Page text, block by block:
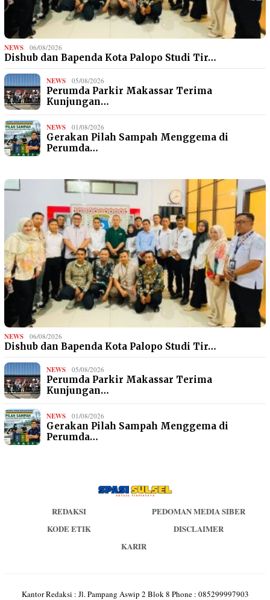
NEWS 06/08/2026
Dishub dan Bapenda Kota Palopo Studi Tir…
NEWS 05/08/2026
Perumda Parkir Makassar Terima
Kunjungan…
NEWS 01/08/2026
Gerakan Pilah Sampah Menggema di
Perumda…
NEWS 06/08/2026
Dishub dan Bapenda Kota Palopo Studi Tir…
NEWS 05/08/2026
Perumda Parkir Makassar Terima
Kunjungan…
NEWS 01/08/2026
Gerakan Pilah Sampah Menggema di
Perumda…
REDAKSI
PEDOMAN MEDIA SIBER
KODE ETIK
DISCLAIMER
KARIR
Kantor Redaksi : Jl. Pampang Aswip 2 Blok 8 Phone : 085299997903